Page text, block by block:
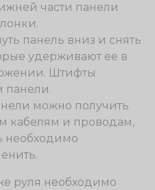
части панели
панель вниз и снять
удерживают ее в
Штифты
панели.
можно получить
кабелям и проводам,
необходимо
руля необходимо